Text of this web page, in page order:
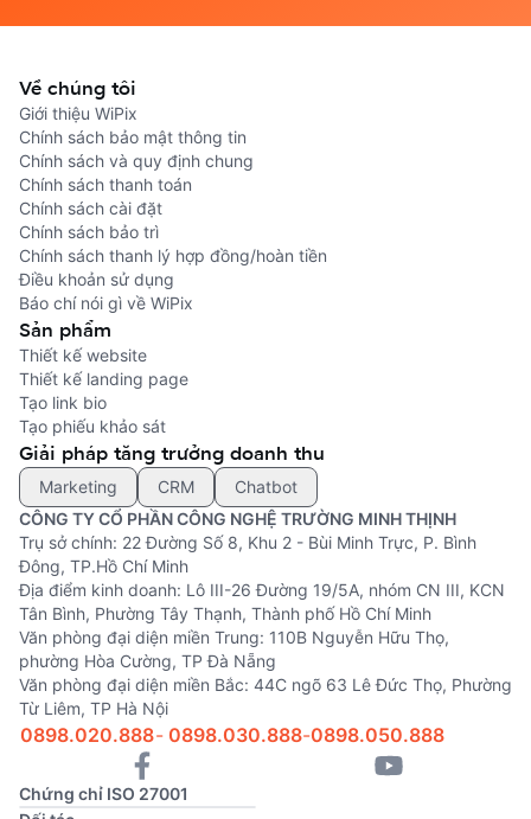
Về chúng tôi
Giới thiệu WiPix
Chính sách bảo mật thông tin
Chính sách và quy định chung
Chính sách thanh toán
Chính sách cài đặt
Chính sách bảo trì
Chính sách thanh lý hợp đồng/hoàn tiền
Điều khoản sử dụng
Báo chí nói gì về WiPix
Sản phẩm
Thiết kế website
Thiết kế landing page
Tạo link bio
Tạo phiếu khảo sát
Giải pháp tăng trưởng doanh thu
Marketing CRM
Chatbot
CÔNG TY CỔ PHẦN CÔNG NGHỆ TRƯỜNG MINH THỊNH
Trụ sở chính: 22 Đường Số 8, Khu 2 - Bùi Minh Trực, P. Bình
Đông, TP.Hồ Chí Minh
Địa điểm kinh doanh: Lô III-26 Đường 19/5A, nhóm CN III, KCN
Tân Bình, Phường Tây Thạnh, Thành phố Hồ Chí Minh
Văn phòng đại diện miền Trung: 110B Nguyễn Hữu Thọ,
phường Hòa Cường, TP Đà Nẵng
Văn phòng đại diện miền Bắc: 44C ngõ 63 Lê Đức Thọ, Phường
Từ Liêm, TP Hà Nội
0898.020.888- 0898.030.888-0898.050.888
Chứng chỉ ISO 27001